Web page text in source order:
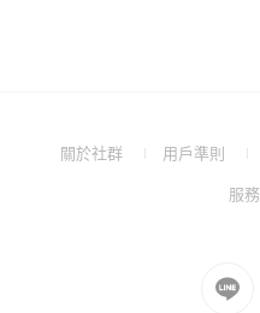
關於社群
(Open用戶準則
a
服
Go
to